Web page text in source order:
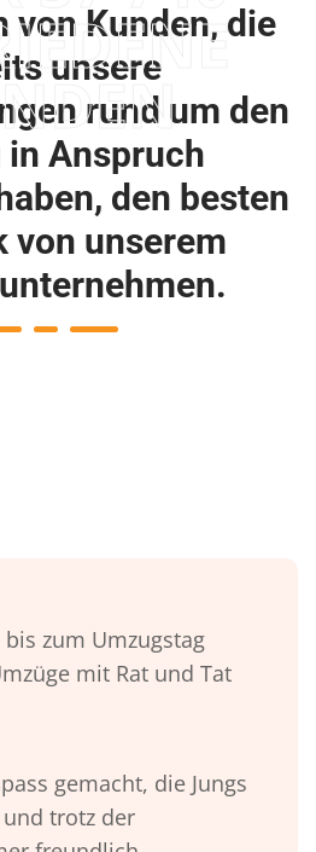
von Kunden, die
unsere
rund um den
in Anspruch
den besten
von unserem
zum Umzugstag
mit Rat und Tat
gemacht, die Jungs
trotz der